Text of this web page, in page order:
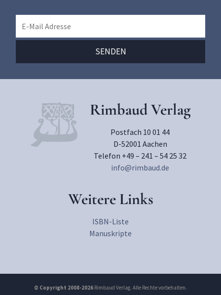
Rimbaud Verlag
Postfach 10 01 44
D-52001 Aachen
Telefon +49 – 241 – 54 25 32
info@rimbaud.de
Weitere Links
ISBN-Liste
Manuskripte
© Copyright 2008-2026 Rimbaud Verlag. Alle Rechte vorbehalten.